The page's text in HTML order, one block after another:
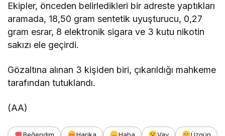
Ekipler, önceden belirledikleri bir adreste yaptıkları
aramada, 18,50 gram sentetik uyuşturucu, 0,27
gram esrar, 8 elektronik sigara ve 3 kutu nikotin
sakızı ele geçirdi.
Gözaltına alınan 3 kişiden biri, çıkarıldığı mahkeme
tarafından tutuklandı.
(AA)